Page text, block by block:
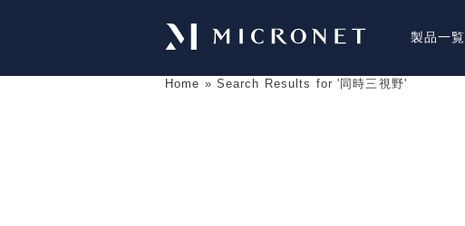
製品一覧
Home » Search Results for '同時三視野'